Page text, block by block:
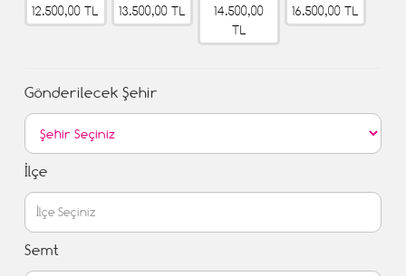
12.500,00 TL
13.500,00 TL
14.500,00
TL
16.500,00 TL
Gönderilecek Şehir
İlçe
Semt